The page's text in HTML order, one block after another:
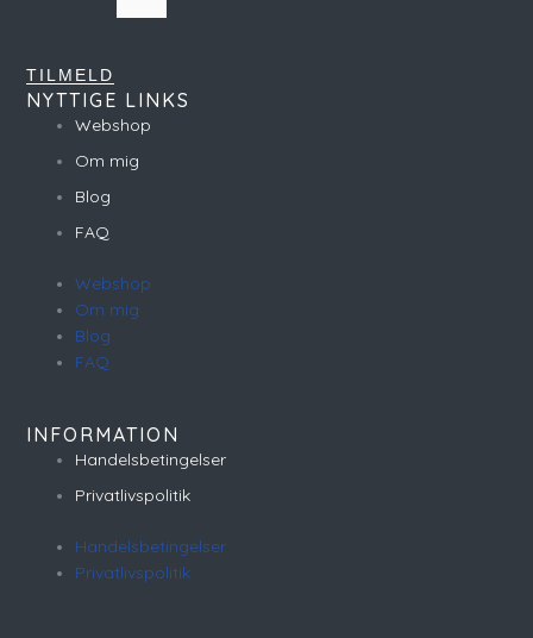
TILMELD
NYTTIGE LINKS
Webshop
Om mig
Blog
FAQ
Webshop
Om mig
Blog
FAQ
INFORMATION
Handelsbetingelser
Privatlivspolitik
Handelsbetingelser
Privatlivspolitik